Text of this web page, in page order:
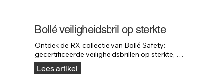
Bollé veiligheidsbril op sterkte
Ontdek de RX-collectie van Bollé Safety:
gecertificeerde veiligheidsbrillen op sterkte,
met opties voor leesgedeelte en RX-insert.
Lees artikel